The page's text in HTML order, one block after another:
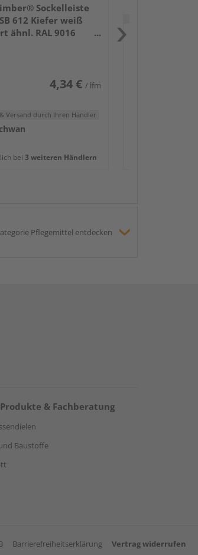
Sockelleiste
612 Kiefer weiß
ähnl. RAL 9016
4,34 € / lfm
Versand durch Ihren Händler
bei 3 weiteren Händlern
Pflegemittel entdecken
& Fachberatung
Baustoffe
Barrierefreiheitserklärung Vertrag widerrufen